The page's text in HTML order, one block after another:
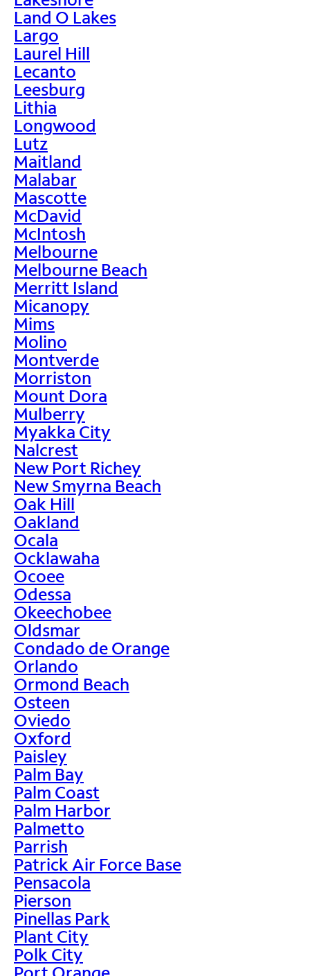
Land O Lakes
Largo
Laurel Hill
Lecanto
Leesburg
Lithia
Longwood
Lutz
Maitland
Malabar
Mascotte
McDavid
McIntosh
Melbourne
Melbourne Beach
Merritt Island
Micanopy
Mims
Molino
Montverde
Morriston
Mount Dora
Mulberry
Myakka City
Nalcrest
New Port Richey
New Smyrna Beach
Oak Hill
Oakland
Ocala
Ocklawaha
Ocoee
Odessa
Okeechobee
Oldsmar
Condado de Orange
Orlando
Ormond Beach
Osteen
Oviedo
Oxford
Paisley
Palm Bay
Palm Coast
Palm Harbor
Palmetto
Parrish
Patrick Air Force Base
Pensacola
Pierson
Pinellas Park
Plant City
Polk City